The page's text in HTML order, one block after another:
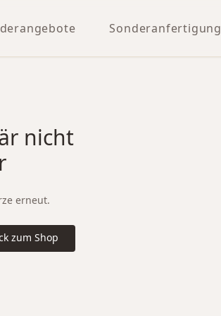
Sonderanfertigung
nicht
erneut.
zum Shop